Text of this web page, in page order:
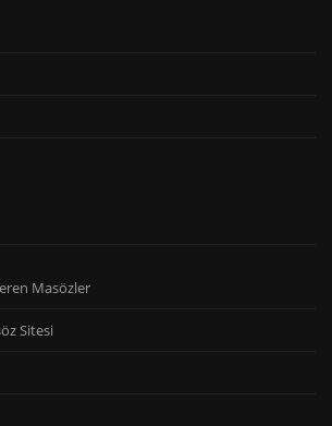
Masözler
Sitesi